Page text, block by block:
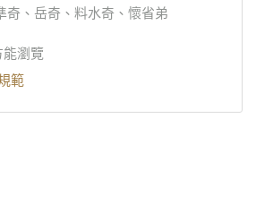
奇、岳奇、料水奇、懷省弟
能瀏覽
範